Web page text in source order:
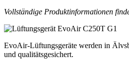
Vollständige Produktinformationen
EvoAir-Lüftungsgeräte werden in
und qualitätsgesichert.